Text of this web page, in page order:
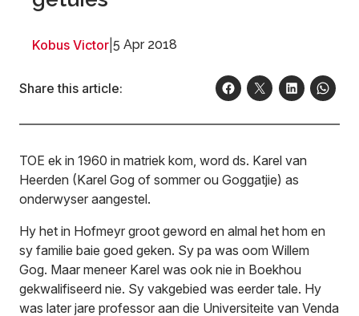
Kobus Victor 5 Apr 2018
Share this article:
TOE ek in 1960 in matriek kom, word ds. Karel van
Heerden (Karel Gog of sommer ou Goggatjie) as
onderwyser aangestel.
Hy het in Hofmeyr groot geword en almal het hom en
sy familie baie goed geken. Sy pa was oom Willem
Gog. Maar meneer Karel was ook nie in Boekhou
gekwalifiseerd nie. Sy vakgebied was eerder tale. Hy
was later jare professor aan die Universiteite van Venda